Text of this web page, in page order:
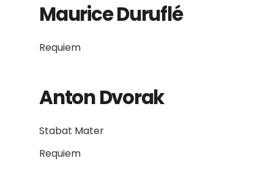
Maurice Duruflé
Requiem
Anton Dvorak
Stabat Mater
Requiem